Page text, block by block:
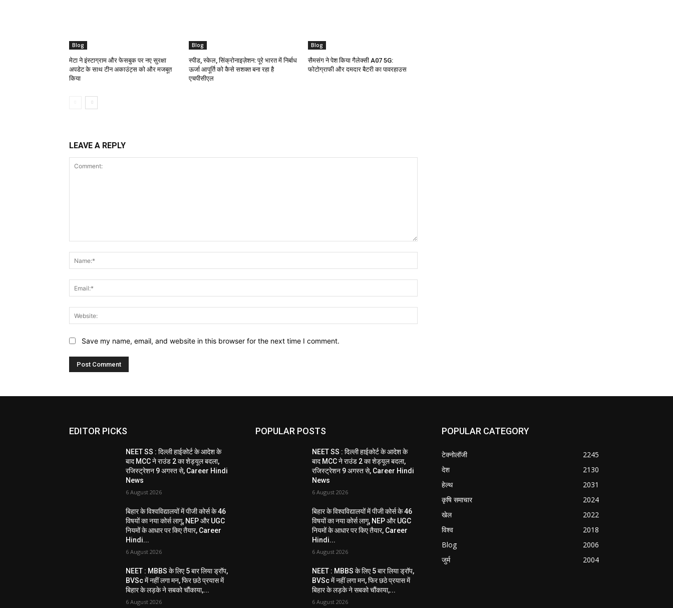
Blog
मेटा ने इंस्टाग्राम और फेसबुक पर नए सुरक्षा
अपडेट के साथ टीन अकाउंट्स को और मजबूत
किया
Blog
स्पीड, स्केल, सिंक्रोनाइज़ेशन: पूरे भारत में निर्बाध
ऊर्जा आपूर्ति को कैसे सशक्त बना रहा है
एचपीसीएल
Blog
सैमसंग ने पेश किया गैलेक्सी A07 5G:
फोटोग्राफी और दमदार बैटरी का पावरहाउस
LEAVE A REPLY
Save my name, email, and website in this browser for the next time I comment.
EDITOR PICKS
NEET SS : दिल्ली हाईकोर्ट के आदेश के
बाद MCC ने राउंड 2 का शेड्यूल बदला,
रजिस्ट्रेशन 9 अगस्त से, Career Hindi
News
6 August 2026
बिहार के विश्वविद्यालयों में पीजी कोर्स के 46
विषयों का नया कोर्स लागू, NEP और UGC
नियमों के आधार पर किए तैयार, Career
Hindi...
6 August 2026
NEET : MBBS के लिए 5 बार लिया ड्रॉप,
BVSc में नहीं लगा मन, फिर छठे प्रयास में
बिहार के लड़के ने सबको चौंकाया,...
6 August 2026
POPULAR POSTS
NEET SS : दिल्ली हाईकोर्ट के आदेश के
बाद MCC ने राउंड 2 का शेड्यूल बदला,
रजिस्ट्रेशन 9 अगस्त से, Career Hindi
News
6 August 2026
बिहार के विश्वविद्यालयों में पीजी कोर्स के 46
विषयों का नया कोर्स लागू, NEP और UGC
नियमों के आधार पर किए तैयार, Career
Hindi...
6 August 2026
NEET : MBBS के लिए 5 बार लिया ड्रॉप,
BVSc में नहीं लगा मन, फिर छठे प्रयास में
बिहार के लड़के ने सबको चौंकाया,...
6 August 2026
POPULAR CATEGORY
टेक्नोलॉजी
2245
देश
2130
हेल्थ
2031
कृषि समाचार
2024
खेल
2022
विश्व
2018
Blog
2006
जुर्म
2004